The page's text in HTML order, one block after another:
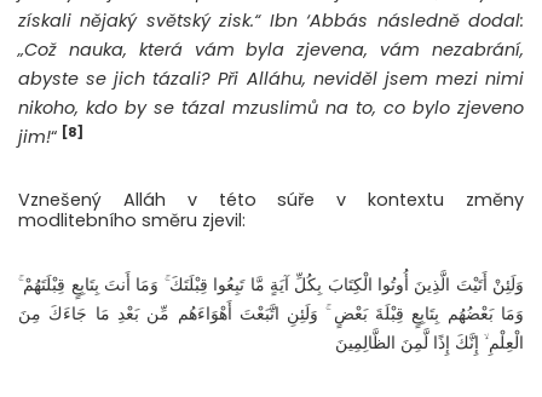
získali nějaký světský zisk.“ Ibn ‘Abbás následně dodal:
„Což nauka, která vám byla zjevena, vám nezabrání,
abyste se jich tázali? Při Alláhu, neviděl jsem mezi nimi
nikoho, kdo by se tázal mzuslimů na to, co bylo zjeveno
jim!“ [8]
Vznešený Alláh v této súře v kontextu změny
modlitebního směru zjevil:
وَلَئِنْ أَتَيْتَ الَّذِينَ أُوتُوا الْكِتَابَ بِكُلِّ آيَةٍ مَّا تَبِعُوا قِبْلَتَكَ ۚ وَمَا أَنتَ بِتَابِعٍ قِبْلَتَهُمْ ۚ
وَمَا بَعْضُهُم بِتَابِعٍ قِبْلَةَ بَعْضٍ ۚ وَلَئِنِ اتَّبَعْتَ أَهْوَاءَهُم مِّن بَعْدِ مَا جَاءَكَ مِنَ
الْعِلْمِ ۙ إِنَّكَ إِذًا لَّمِنَ الظَّالِمِينَ